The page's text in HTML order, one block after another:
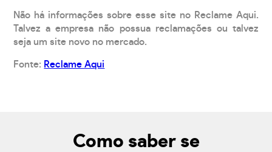
Não há informações sobre esse site no Reclame Aqui.
Talvez a empresa não possua reclamações ou talvez
seja um site novo no mercado.
Fonte: Reclame Aqui
Como saber se